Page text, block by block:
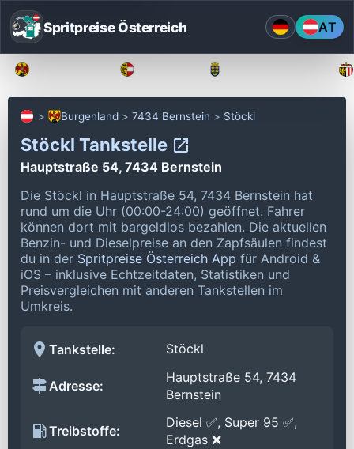
Spritpreise Österreich AT
Burgenland 7434 Bernstein Stöckl
Stöckl Tankstelle
Hauptstraße 54, 7434 Bernstein
Die Stöckl in Hauptstraße 54, 7434 Bernstein hat
rund um die Uhr (00:00-24:00) geöffnet. Fahrer
können dort mit bargeldlos bezahlen. Die aktuellen
Benzin- und Dieselpreise an den Zapfsäulen findest
du in der Spritpreise Österreich App für Android &
iOS – inklusive Echtzeitdaten, Statistiken und
Preisvergleichen mit anderen Tankstellen im
Umkreis.
Tankstelle: Stöckl
Adresse:
Hauptstraße 54, 7434
Bernstein
Treibstoffe:
Diesel ✅, Super 95 ✅,
Erdgas ❌